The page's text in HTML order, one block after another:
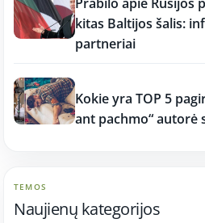
kitas Baltijos šalis:
partneriai
Kokie yra TOP 5
ant pachmo“ autorė
TEMOS
Naujienų kategorijos